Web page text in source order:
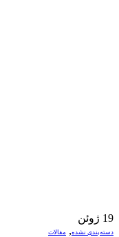
19 ژوئن
دسته‌بندی نشده, مقالات